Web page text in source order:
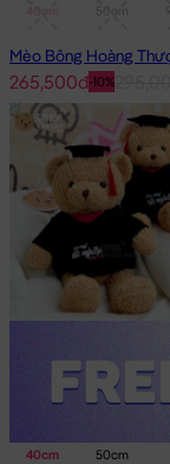
-10%
265,500đ
40cm 50cm